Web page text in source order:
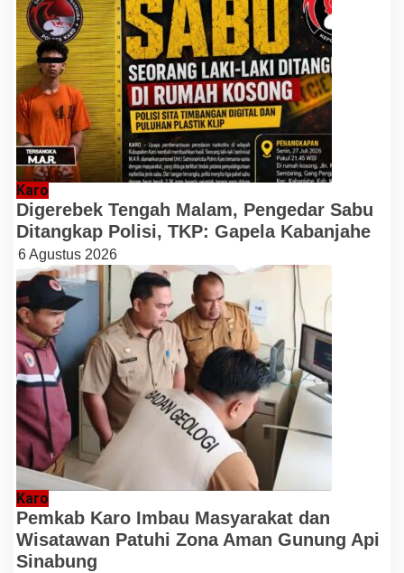
Karo
Digerebek Tengah Malam, Pengedar Sabu
Ditangkap Polisi, TKP: Gapela Kabanjahe
6 Agustus 2026
Karo
Pemkab Karo Imbau Masyarakat dan
Wisatawan Patuhi Zona Aman Gunung Api
Sinabung